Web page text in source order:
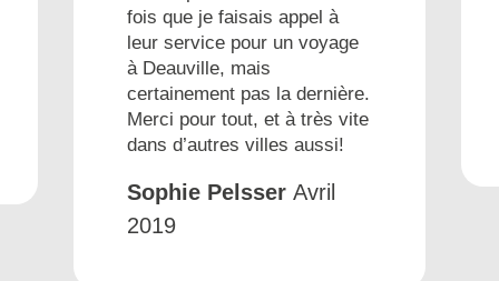
fois que je faisais appel à
leur service pour un voyage
à Deauville, mais
certainement pas la dernière.
Merci pour tout, et à très vite
dans d’autres villes aussi!
Sophie Pelsser Avril
2019